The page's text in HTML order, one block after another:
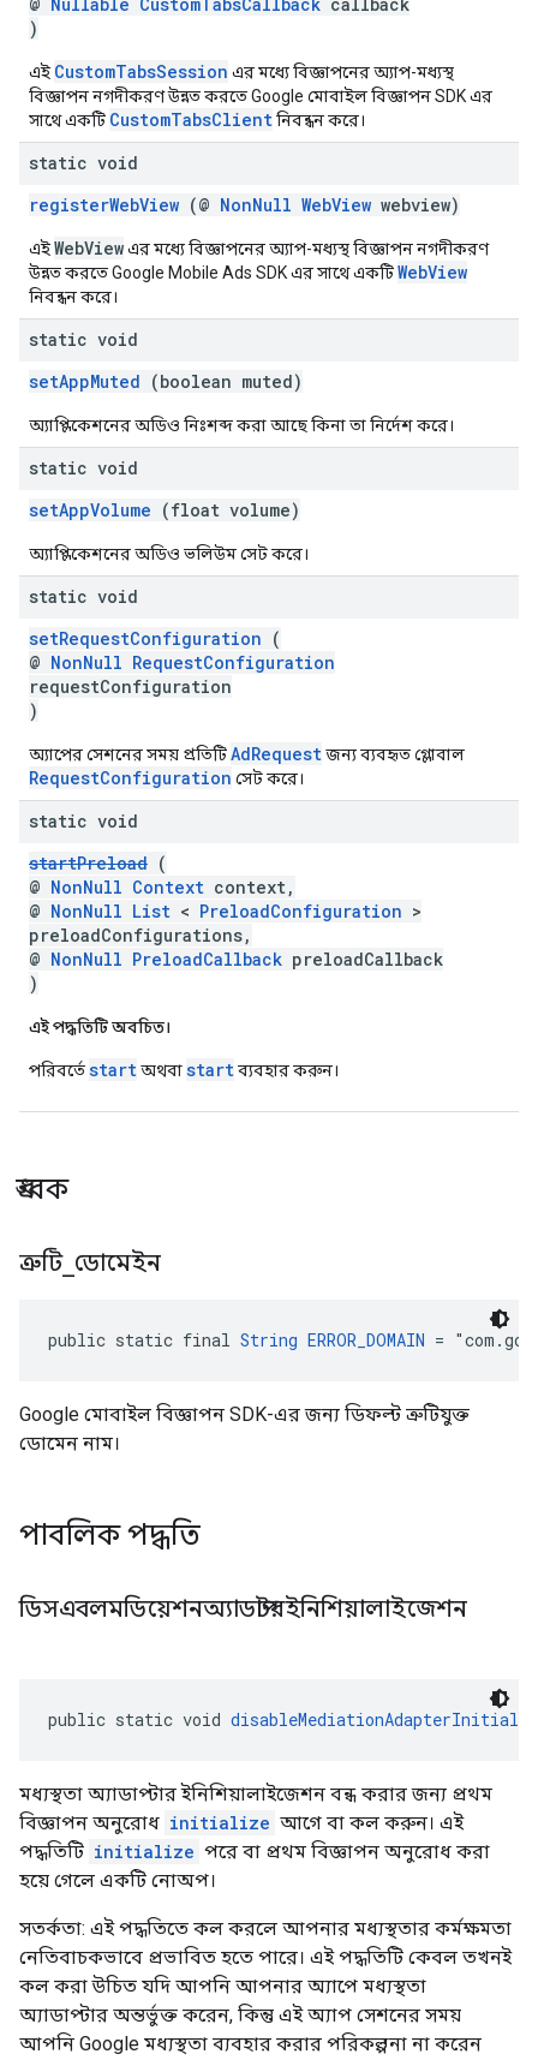
)
এই CustomTabsSession এর মধ্যে বিজ্ঞাপনের অ্যাপ-মধ্যস্থ
বিজ্ঞাপন নগদীকরণ উন্নত করতে Google মোবাইল বিজ্ঞাপন SDK এর
সাথে একটি CustomTabsClientনিবন্ধন করে।
static void
registerWebView (@ NonNull WebView webview)
এইWebViewএর মধ্যে বিজ্ঞাপনের অ্যাপ-মধ্যস্থ বিজ্ঞাপন নগদীকরণ
উন্নত করতে Google Mobile Ads SDK এর সাথে একটিWebView
নিবন্ধন করে।
static void
setAppMuted (boolean muted)
অ্যাপ্লিকেশনের অডিও নিঃশব্দ করা আছে কিনা তা নির্দেশ করে।
static void
setAppVolume (float volume)
অ্যাপ্লিকেশনের অডিও ভলিউম সেট করে।
static void
setRequestConfiguration (
@ NonNull RequestConfiguration
requestConfiguration
)
অ্যাপের সেশনের সময় প্রতিটিAdRequestজন্য ব্যবহৃত গ্লোবাল
RequestConfiguration সেট করে।
static void
startPreload (
@ NonNull Context context,
@ NonNull List < PreloadConfiguration >
preloadConfigurations,
@ NonNull PreloadCallback preloadCallback
)
এই পদ্ধতিটি অবচিত।
পরিবর্তেstartঅথবাstartব্যবহার করুন।
ধ্রুবক
ত্রুটি_ ডোমেইন
public static final String ERROR_DOMAIN =
Google মোবাইল বিজ্ঞাপন SDK-এর জন্য ডিফল্ট ত্রুটিযুক্ত
ডোমেন নাম।
পাবলিক পদ্ধতি
ডিসএবলমডিয়েশনঅ্যাডাপ্টরইনিশিয়ালাইজেশন
public static void
মধ্যস্থতা অ্যাডাপ্টার ইনিশিয়ালাইজেশন বন্ধ করার জন্য প্রথম
বিজ্ঞাপন অনুরোধ initialize আগে বা কল করুন। এই
পদ্ধতিটি initialize পরে বা প্রথম বিজ্ঞাপন অনুরোধ করা
হয়ে গেলে একটি নোঅপ।
সতর্কতা: এই পদ্ধতিতে কল করলে আপনার মধ্যস্থতার কর্মক্ষমতা
নেতিবাচকভাবে প্রভাবিত হতে পারে। এই পদ্ধতিটি কেবল তখনই
কল করা উচিত যদি আপনি আপনার অ্যাপে মধ্যস্থতা
অ্যাডাপ্টার অন্তর্ভুক্ত করেন, কিন্তু এই অ্যাপ সেশনের সময়
আপনি Google মধ্যস্থতা ব্যবহার করার পরিকল্পনা না করেন